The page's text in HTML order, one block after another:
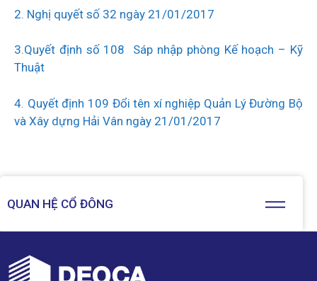
QUAN HỆ CỔ ĐÔNG
2. Nghị quyết số 32 ngày 21/01/2017
3.Quyết định số 108 Sáp nhập phòng Kế hoạch – Kỹ
Thuật
4. Quyết định 109 Đổi tên xí nghiệp Quản Lý Đường Bộ
và Xây dựng Hải Vân ngày 21/01/2017